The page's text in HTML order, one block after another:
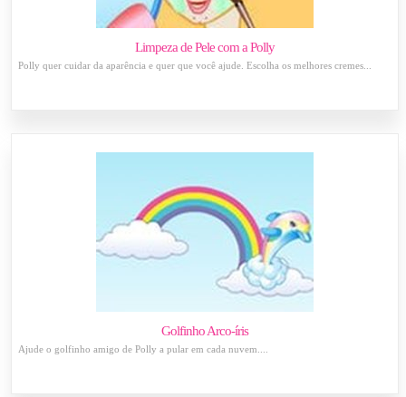
Limpeza de Pele com a Polly
Polly quer cuidar da aparência e quer que você ajude. Escolha os melhores cremes...
Golfinho Arco-íris
Ajude o golfinho amigo de Polly a pular em cada nuvem....